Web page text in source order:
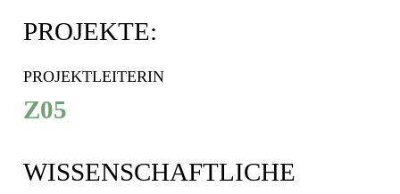
PROJEKTE:
PROJEKTLEITERIN
Z05
WISSENSCHAFTLICHE